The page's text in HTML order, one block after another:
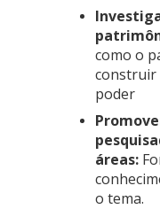
como o
construir
poder
áreas:
o tema.